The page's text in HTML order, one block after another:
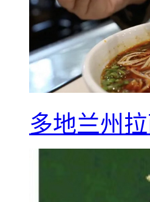
多地兰州